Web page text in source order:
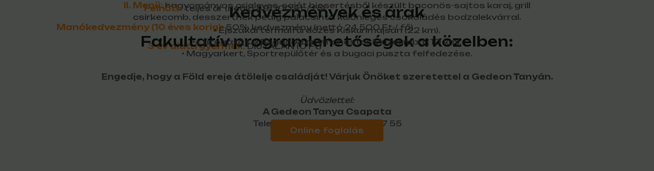
II. Menü:hagyományos orjaleves, saját biosertésből készült baconös-sajtos karaj, grill
csirkecomb, desszertnek pedig palacsinta különleges csokoládés bodzalekvárral.
Kedvezmények és árak
Felnőtt:teljes ár (nettó 49.000 Ft / fő)
Manókedvezmény (10 éves korig):50% kedvezmény (nettó 24.500 Ft / fő)
3 év alatti gyermek:DÍJTALAN (0 Ft)
Fakultatív programlehetőségek a közelben:
• Éjszakai termálfürdőzés Kiskunmajsán (22 km).
• Látogatás a Bugaci Aranymonostor Múzeumba (10 km).
• Magyarkert, Sportrepülőtér és a bugaci puszta felfedezése.
Engedje, hogy a Föld ereje átölelje családját! Várjuk Önöket szeretettel a Gedeon Tanyán.
Üdvözlettel:
A Gedeon Tanya Csapata
Telefonszám: +36 30 349 77 55
Online foglalás